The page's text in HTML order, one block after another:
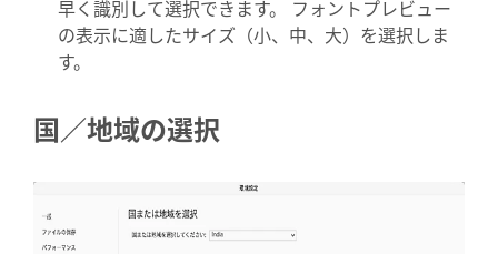
早く識別して選択できます。 フォントプレビュー
の表示に適したサイズ（小、中、大）を選択しま
す。
国／地域の選択